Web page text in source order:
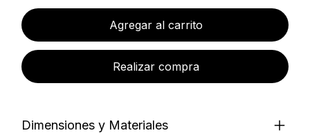
Agregar al carrito
Realizar compra
Dimensiones y Materiales